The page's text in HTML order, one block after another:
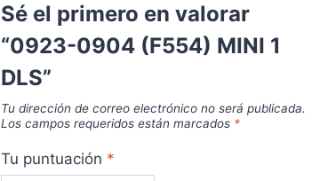
Sé el primero en valorar
“0923-0904 (F554) MINI 1
DLS”
Tu dirección de correo electrónico no será publicada.
Los campos requeridos están marcados *
Tu puntuación *